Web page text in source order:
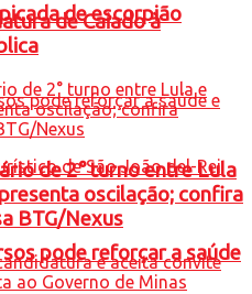
de escorpião
pode reforçar a saúde
de Caiado à
de 2° turno entre Lula
oscilação; confira
BTG/Nexus